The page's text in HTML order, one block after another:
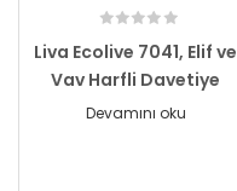
Liva Ecolive 7041, Elif ve
Vav Harfli Davetiye
Devamını oku